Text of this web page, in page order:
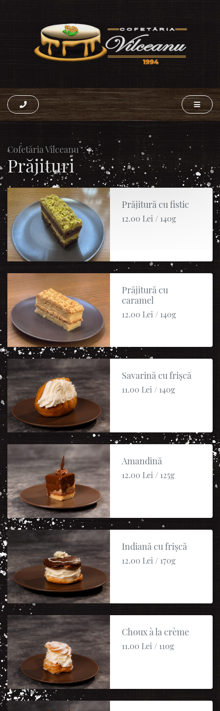
Cofetăria Vîlceanu
Prăjituri
Prăjitură cu fistic
12.00 Lei / 140g
Prăjitură cu
caramel
12.00 Lei / 140g
Savarină cu frișcă
11.00 Lei / 140g
Amandină
12.00 Lei / 125g
Indiană cu frișcă
12.00 Lei / 170g
Choux à la crème
11.00 Lei / 110g